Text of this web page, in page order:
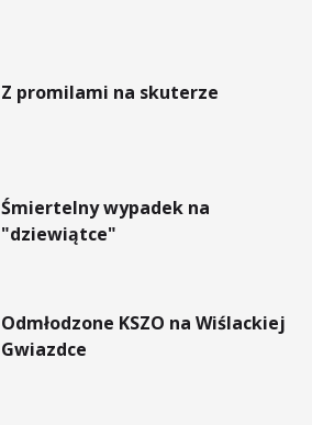
Z promilami na skuterze
Śmiertelny wypadek na
"dziewiątce"
Odmłodzone KSZO na Wiślackiej
Gwiazdce